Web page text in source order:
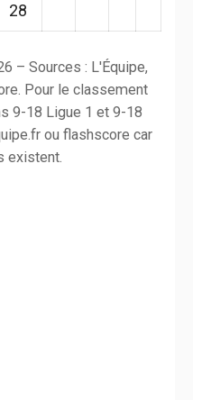
28
– Sources : L'Équipe,
Pour le classement
9-18 Ligue 1 et 9-18
ou flashscore car
existent.